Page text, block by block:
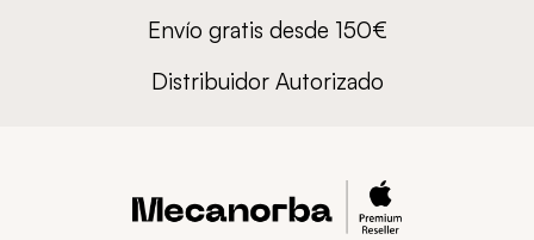
Envío gratis desde 150€
Distribuidor Autorizado